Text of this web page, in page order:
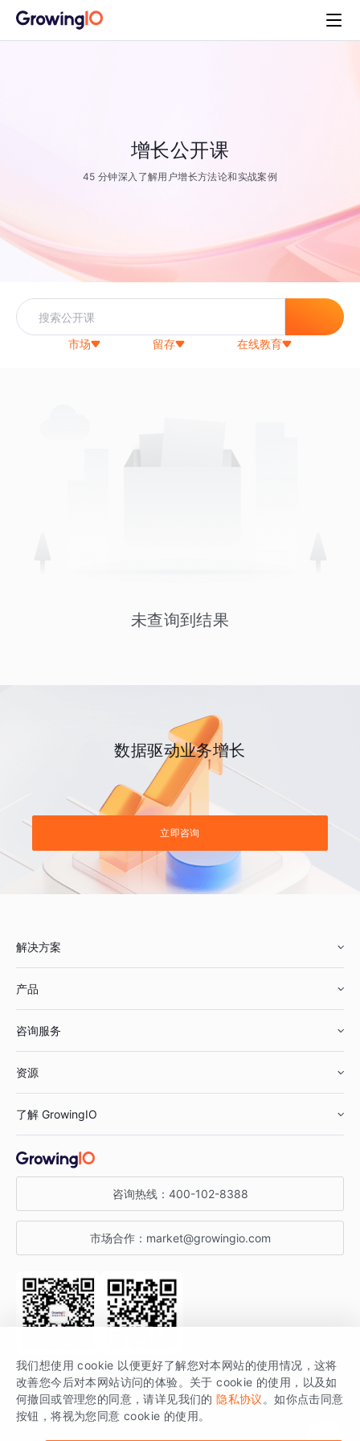
增长公开课
45 分钟深入了解用户增长方法论和实战案例
市场 留存 在线教育
未查询到结果
数据驱动业务增长
立即咨询
解决方案
鞋服行业
汽车行业
金融行业
产品
智能运营
获客分析
咨询服务
资源
增长公开课
增长博客
开发者文档
SDK 文档
场景指南
了解 GrowingIO
关于 GrowingIO
增长大会
行业活动
咨询热线： 400-102-8388
市场合作： market@growingio.com
关注公众号 获取更多干货
GrowingIO 是专注于数据智能分析与增长的品牌，核心平台为 GrowingIO
分析云。
我们想使用 cookie 以便更好了解您对本网站的使用情况，这将
改善您今后对本网站访问的体验。关于 cookie 的使用，以及如
何撤回或管理您的同意，请详见我们的 隐私协议 。如你点击同意
按钮，将视为您同意 cookie 的使用。